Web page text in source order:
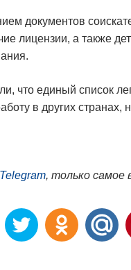
документов
лицензии, а также
что единый список
в других
Telegram, только самое